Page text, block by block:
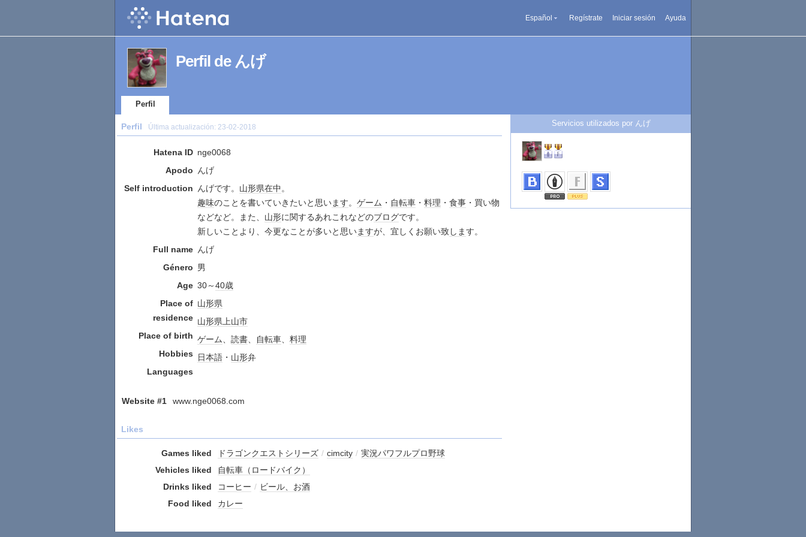
Español Regístrate Iniciar sesión Ayuda
Perfil de んげ
Perfil
Perfil Última actualización: 23-02-2018
Hatena ID nge0068
Apodo んげ
Self introduction んげです。 山形県在中。
趣味のことを書いていきたいと思います。 ゲーム ・ 自転車 ・ 料理 ・ 食事 ・買い物
などなど。また、 山形に関するあれこれなどのブログです。
新しいことより、今更なことが多いと思いますが、宜しくお願い致します。
Full name んげ
Género 男
Age 30～40歳
Place of
residence
山形県
Place of birth
山形県上山市
Hobbies
ゲーム、 読書、 自転車、 料理
Languages
日本語 ・ 山形弁
Website #1 www.nge0068.com
Likes
Games liked ドラゴンクエストシリーズ / cimcity / 実況パワフルプロ野球
Vehicles liked
自転車（ロードバイク）
Drinks liked
コーヒー / ビール、お酒
Food liked
カレー
Servicios utilizados por んげ